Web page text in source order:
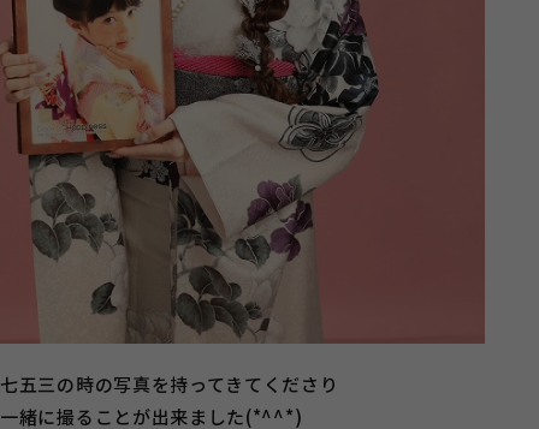
七五三の時の写真を持ってきてくださり
一緒に撮ることが出来ました(*^^*)